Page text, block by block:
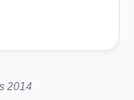
2014